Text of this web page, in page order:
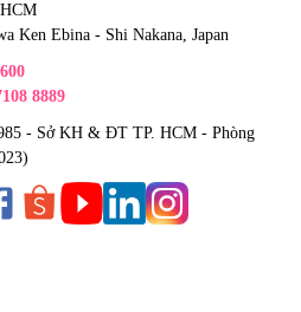
Ken Ebina - Shi Nakana, Japan
8889
- Sở KH & ĐT TP. HCM - Phòng